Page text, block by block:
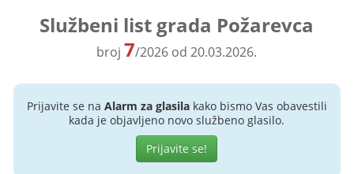
Službeni list grada Požarevca
broj 7/2026 od 20.03.2026.
Prijavite se na Alarm za glasilakako bismo Vas obavestili
kada je objavljeno novo službeno glasilo.
Prijavite se!